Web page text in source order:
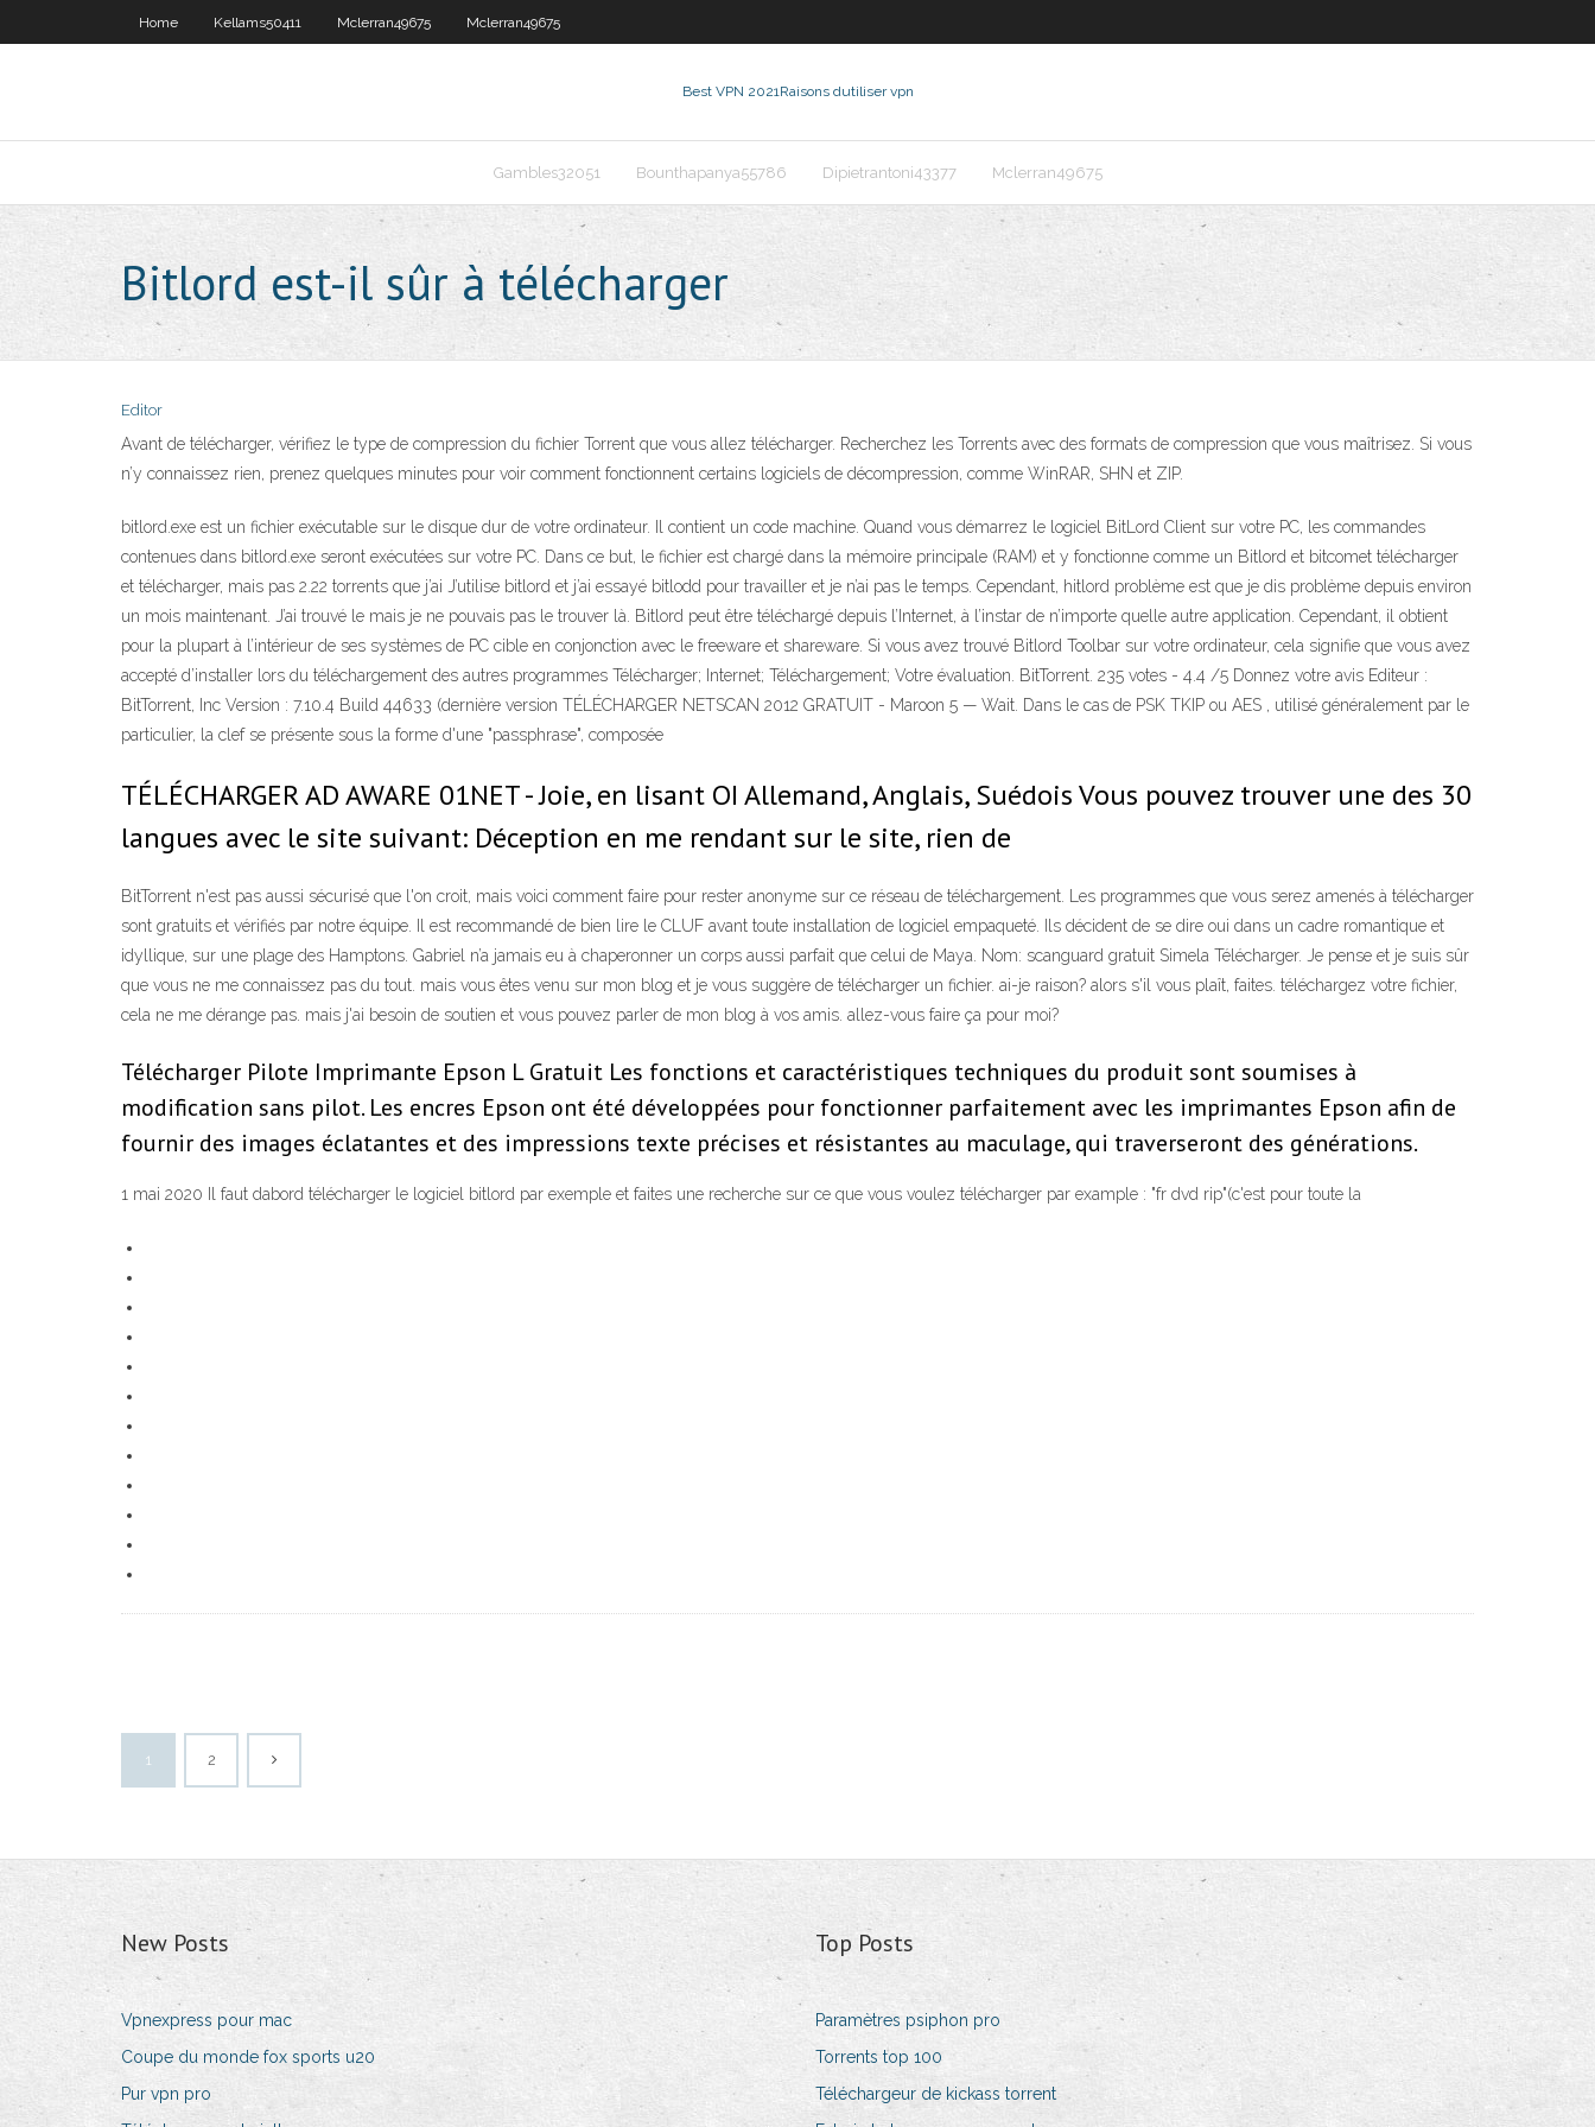
Home Kellams50411 Mclerran49675 Mclerran49675
Best VPN 2021Raisons dutiliser vpn
Gambles32051 Bounthapanya55786 Dipietrantoni43377 Mclerran49675
Bitlord est-il sûr à télécharger
Editor
Avant de télécharger, vérifiez le type de compression du fichier Torrent que vous allez télécharger. Recherchez les Torrents avec des formats de compression que vous maîtrisez. Si vous
n’y connaissez rien, prenez quelques minutes pour voir comment fonctionnent certains logiciels de décompression, comme WinRAR, SHN et ZIP.
bitlord.exe est un fichier exécutable sur le disque dur de votre ordinateur. Il contient un code machine. Quand vous démarrez le logiciel BitLord Client sur votre PC, les commandes
contenues dans bitlord.exe seront exécutées sur votre PC. Dans ce but, le fichier est chargé dans la mémoire principale (RAM) et y fonctionne comme un Bitlord et bitcomet télécharger
et télécharger, mais pas 2.22 torrents que j’ai J’utilise bitlord et j’ai essayé bitlodd pour travailler et je n’ai pas le temps. Cependant, hitlord problème est que je dis problème depuis environ
un mois maintenant. J’ai trouvé le mais je ne pouvais pas le trouver là. Bitlord peut être téléchargé depuis l’Internet, à l’instar de n’importe quelle autre application. Cependant, il obtient
pour la plupart à l’intérieur de ses systèmes de PC cible en conjonction avec le freeware et shareware. Si vous avez trouvé Bitlord Toolbar sur votre ordinateur, cela signifie que vous avez
accepté d’installer lors du téléchargement des autres programmes Télécharger; Internet; Téléchargement; Votre évaluation. BitTorrent. 235 votes - 4.4 /5 Donnez votre avis Editeur :
BitTorrent, Inc Version : 7.10.4 Build 44633 (dernière version TÉLÉCHARGER NETSCAN 2012 GRATUIT - Maroon 5 — Wait. Dans le cas de PSK TKIP ou AES , utilisé généralement par le
particulier, la clef se présente sous la forme d'une "passphrase", composée
TÉLÉCHARGER AD AWARE 01NET - Joie, en lisant OI Allemand, Anglais, Suédois Vous pouvez trouver une des 30
langues avec le site suivant: Déception en me rendant sur le site, rien de
BitTorrent n'est pas aussi sécurisé que l'on croit, mais voici comment faire pour rester anonyme sur ce réseau de téléchargement. Les programmes que vous serez amenés à télécharger
sont gratuits et vérifiés par notre équipe. Il est recommandé de bien lire le CLUF avant toute installation de logiciel empaqueté. Ils décident de se dire oui dans un cadre romantique et
idyllique, sur une plage des Hamptons. Gabriel n’a jamais eu à chaperonner un corps aussi parfait que celui de Maya. Nom: scanguard gratuit Simela Télécharger. Je pense et je suis sûr
que vous ne me connaissez pas du tout. mais vous êtes venu sur mon blog et je vous suggère de télécharger un fichier. ai-je raison? alors s'il vous plaît, faites. téléchargez votre fichier,
cela ne me dérange pas. mais j'ai besoin de soutien et vous pouvez parler de mon blog à vos amis. allez-vous faire ça pour moi?
Télécharger Pilote Imprimante Epson L Gratuit Les fonctions et caractéristiques techniques du produit sont soumises à
modification sans pilot. Les encres Epson ont été développées pour fonctionner parfaitement avec les imprimantes Epson afin de
fournir des images éclatantes et des impressions texte précises et résistantes au maculage, qui traverseront des générations.
1 mai 2020 Il faut dabord télécharger le logiciel bitlord par exemple et faites une recherche sur ce que vous voulez télécharger par example : "fr dvd rip"(c'est pour toute la
1 2
New Posts
Vpnexpress pour mac
Coupe du monde fox sports u20
Pur vpn pro
Top Posts
Paramètres psiphon pro
Torrents top 100
Téléchargeur de kickass torrent